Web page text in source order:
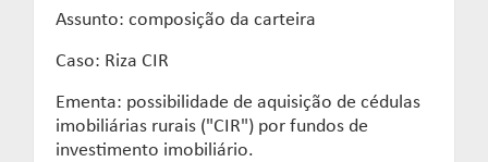
Assunto: composição da carteira
Caso: Riza CIR
Ementa: possibilidade de aquisição de cédulas
imobiliárias rurais ("CIR") por fundos de
investimento imobiliário.